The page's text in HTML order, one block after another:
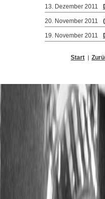
13. Dezember 2011
20. November 2011
19. November 2011
Start